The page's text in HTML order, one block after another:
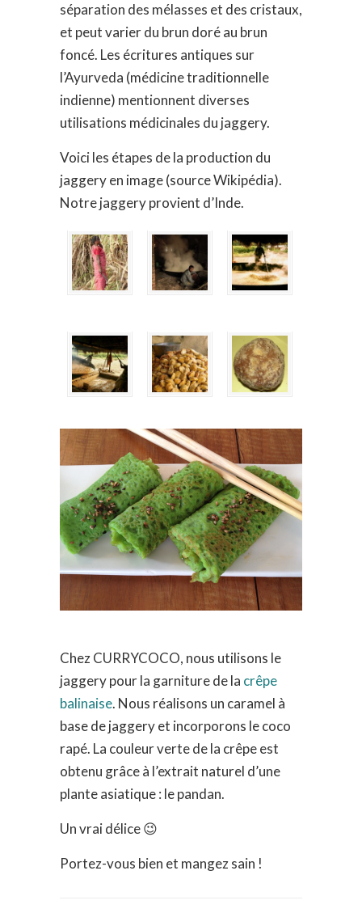
séparation des mélasses et des cristaux,
et peut varier du brun doré au brun
foncé. Les écritures antiques sur
l’Ayurveda (médicine traditionnelle
indienne) mentionnent diverses
utilisations médicinales du jaggery.
Voici les étapes de la production du
jaggery en image (source Wikipédia).
Notre jaggery provient d’Inde.
Chez CURRYCOCO, nous utilisons le
jaggery pour la garniture de la crêpe
balinaise. Nous réalisons un caramel à
base de jaggery et incorporons le coco
rapé. La couleur verte de la crêpe est
obtenu grâce à l’extrait naturel d’une
plante asiatique : le pandan.
Un vrai délice 😉
Portez-vous bien et mangez sain !